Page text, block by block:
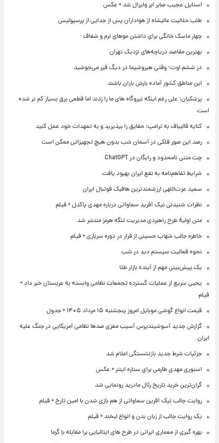
استایل عجیب صابر ابر وایرال شد + عکس
طلب حلالیت عالیشاه از هواداران پس از جدایی از پرسپولیس
چهار ماسک خانگی برای داشتن موهای نرم و شفاف
بهترین مقاصد دریاچه‌های نزدیک تهران
در ششم اوت؛ وقتی هیروشیما در دیگ قیر می‌جوشید
این مناطق کشور آماده بارش باران باشند
پزشکیان: علی رغم اینکه نیروگاه های ما را زدند اما قطعی برق بسیار کم تر شده
است
کنایه قالیباف به ترامپ: حقایق را بپذیرید و به تعهدات خود عمل کنید
رصد این صور فلکی در آسمان شب بدون هیچ تجهیزاتی ممکن است
چت متنی نامحدود و رایگان در ChatGPT
شرایط تفاهم‌نامه به نفع ایران بهبود یافت
سعید عزت‌اللهی ارزشمندترین هافبک فوتبال ایران
نظرات شنیدنی نیک آفرید سماواتی درباره مهدی پاکدل + فیلم
متن اولیۀ طرح راهبردی مدیریت تنگه هرمز منتشر شد
خاطره جالب شهاب حسینی از فرار در دوره سربازی + فیلم
نحوه فعالیت سیستم دید در شب
یک پیش‌بینی مهم از آینده بازار طلا
یحیی سریع از عملیات گسترده تجمعات نظامی وابسته به عربستان خبر داد +
فیلم
قیمت انواع گوشی موبایل امروز پنجشنبه ۱۵ مرداد ۱۴۰۵ + جدول
گزارش جدید آسوشیتدپرس آسیب مغزی صدها نظامی آمریکایی در جنگ علیه
ایران
جزئیات شرط جدید بازنشستگی اعلام شد
استوری مهدی طارمی برای ستاره اینتر + عکس
گران‌ترین خرید تاریخ رئال مادرید رونمایی شد
روایت جالب نیک آفرین سماواتی از هم بازی شدن با امین تارخ + فیلم
یک روایت جالب از زبان بدن و انواع لبخند + فیلم
بهره گیری از معماری ایرانی در طرح های ایتالیایی برا مقابله با گرما